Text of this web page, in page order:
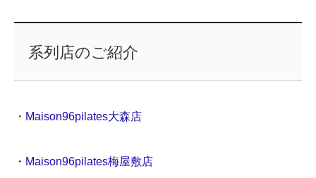
系列店のご紹介
・ Maison96pilates大森店
・Maison96pilates梅屋敷店